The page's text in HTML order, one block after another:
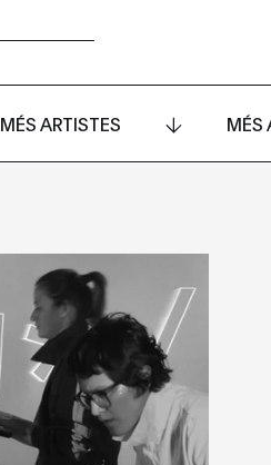
MÉS ARTISTES MÉS